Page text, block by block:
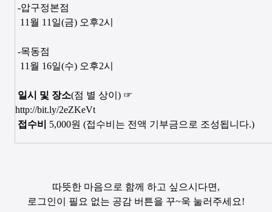
-압구정본점
11 월 11 일(금) 오후2시
-목동점
11 월 16일(수) 오후2시
일시 및 장소(점 별 상이 ) ☞
http://bit.ly/2eZKeVt
접수비
5,000원 (접수비는 전액 기부금으로 조성됩니다.)
따뜻한 마음으로 함께 하고 싶으시다면 ,
로그인이 필요 없는 공감 버튼을 꾸~욱 눌러주세요!